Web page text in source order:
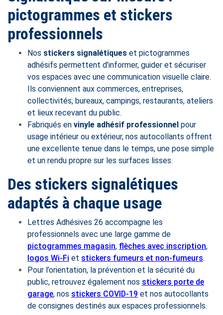
pictogrammes et stickers
professionnels
Nos stickers signalétiques et pictogrammes
adhésifs permettent d’informer, guider et sécuriser
vos espaces avec une communication visuelle claire.
Ils conviennent aux commerces, entreprises,
collectivités, bureaux, campings, restaurants, ateliers
et lieux recevant du public.
Fabriqués en vinyle adhésif professionnel pour
usage intérieur ou extérieur, nos autocollants offrent
une excellente tenue dans le temps, une pose simple
et un rendu propre sur les surfaces lisses.
Des stickers signalétiques
adaptés à chaque usage
Lettres Adhésives 26 accompagne les
professionnels avec une large gamme de
pictogrammes magasin, flèches avec inscription,
logos Wi-Fi et stickers fumeurs et non-fumeurs.
Pour l’orientation, la prévention et la sécurité du
public, retrouvez également nos stickers porte de
garage, nos stickers COVID-19 et nos autocollants
de consignes destinés aux espaces professionnels.